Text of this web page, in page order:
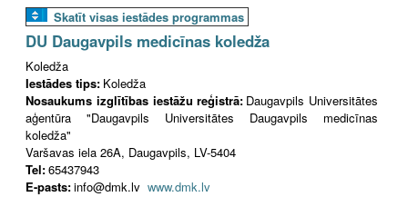
Skatīt visas iestādes programmas
DU Daugavpils medicīnas koledža
Koledža
Iestādes tips: Koledža
Nosaukums izglītības iestāžu reģistrā: Daugavpils Universitātes
aģentūra "Daugavpils Universitātes Daugavpils medicīnas
koledža"
Varšavas iela 26A, Daugavpils, LV-5404
Tel:65437943
E-pasts:info@dmk.lv www.dmk.lv